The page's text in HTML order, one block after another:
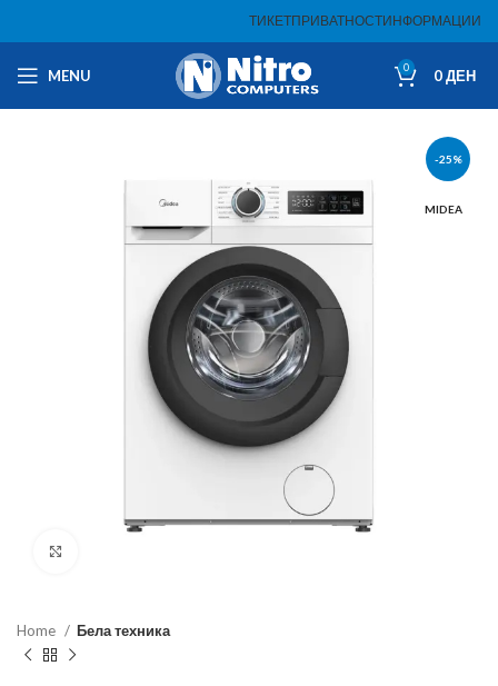
ТИКЕТПРИВАТНОСТИНФОРМАЦИИ
MENU 0 0ДЕН
-25%
MIDEA
Home Бела техника